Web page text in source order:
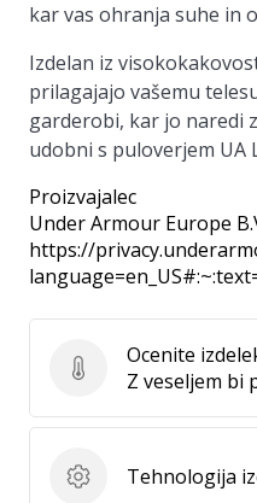
kar vas ohranja suhe in
Izdelan iz
prilagajajo vašemu
garderobi, kar jo naredi
udobni s puloverjem UA
Proizvajalec
Under Armour Europe
https://
Ocenite izdelek
Ocenite
Z veseljem bi
Tehnologija izdelka
Tehnologija